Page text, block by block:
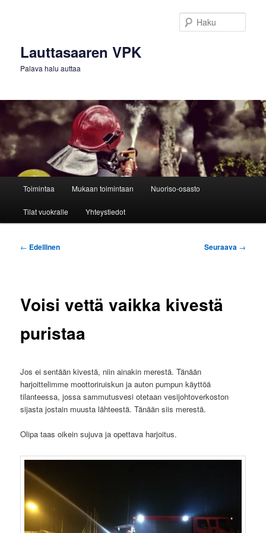
Lauttasaaren VPK
Palava halu auttaa
Toimintaa Mukaan toimintaan Nuoriso-osasto
Tilat vuokralle Yhteystiedot
Artikkelien
← Edellinen Seuraava →
Voisi vettä vaikka kivestä
puristaa
Jos ei sentään kivestä, niin ainakin merestä. Tänään
harjoittelimme moottoriruiskun ja auton pumpun käyttöä
tilanteessa, jossa sammutusvesi otetaan vesijohtoverkoston
sijasta jostain muusta lähteestä. Tänään siis merestä.
Olipa taas oikein sujuva ja opettava harjoitus.